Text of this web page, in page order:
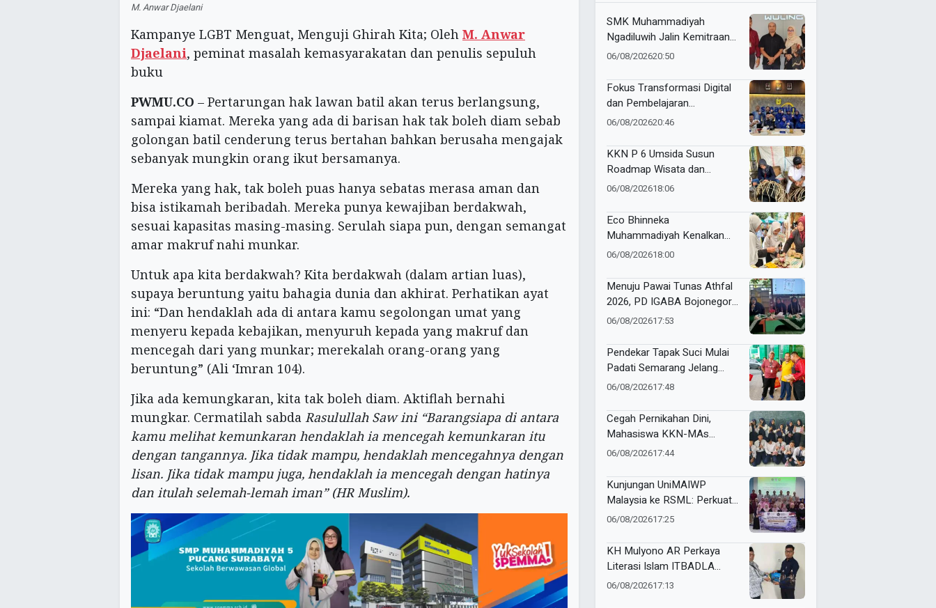
M. Anwar Djaelani
Kampanye LGBT Menguat, Menguji Ghirah Kita; Oleh M. Anwar
Djaelani, peminat masalah kemasyarakatan dan penulis sepuluh
buku
PWMU.CO – Pertarungan hak lawan batil akan terus berlangsung,
sampai kiamat. Mereka yang ada di barisan hak tak boleh diam sebab
golongan batil cenderung terus bertahan bahkan berusaha mengajak
sebanyak mungkin orang ikut bersamanya.
Mereka yang hak, tak boleh puas hanya sebatas merasa aman dan
bisa istikamah beribadah. Mereka punya kewajiban berdakwah,
sesuai kapasitas masing-masing. Serulah siapa pun, dengan semangat
amar makruf nahi munkar.
Untuk apa kita berdakwah? Kita berdakwah (dalam artian luas),
supaya beruntung yaitu bahagia dunia dan akhirat. Perhatikan ayat
ini: “Dan hendaklah ada di antara kamu segolongan umat yang
menyeru kepada kebajikan, menyuruh kepada yang makruf dan
mencegah dari yang munkar; merekalah orang-orang yang
beruntung” (Ali ‘Imran 104).
Jika ada kemungkaran, kita tak boleh diam. Aktiflah bernahi
mungkar. Cermatilah sabda Rasulullah Saw ini “Barangsiapa di antara
kamu melihat kemunkaran hendaklah ia mencegah kemunkaran itu
dengan tangannya. Jika tidak mampu, hendaklah mencegahnya dengan
lisan. Jika tidak mampu juga, hendaklah ia mencegah dengan hatinya
dan itulah selemah-lemah iman” (HR Muslim).
SMK Muhammadiyah
Ngadiluwih Jalin Kemitraan
Strategis dengan Wuling,
Melalui Program Magang
Industri
06/08/202620:50
Fokus Transformasi Digital
dan Pembelajaran
Mendalam, Smamio Gelar
Model
06/08/202620:46
KKN P 6 Umsida Susun
Roadmap Wisata dan
Katalog UMKM Halal Desa
06/08/202618:06
Eco Bhinneka
Muhammadiyah Kenalkan
Inovasi Perempuan Muda
Nasyiatul Aisyiyah
06/08/202618:00
Menuju Pawai Tunas Athfal
2026, PD IGABA Bojonegoro
Satukan Persepsi dan
Anak
06/08/202617:53
Pendekar Tapak Suci Mulai
Padati Semarang Jelang
Muktamar XVI Sedunia
06/08/202617:48
Cegah Pernikahan Dini,
Mahasiswa KKN-MAs
Kelompok 100 Edukasi Siswa
Tawangsari
06/08/202617:44
Kunjungan UniMAIWP
Malaysia ke RSML: Perkuat
Standar Manajemen Rumah
06/08/202617:25
KH Mulyono AR Perkaya
Literasi Islam ITBADLA
melalui Hibah Buku Materi
06/08/202617:13